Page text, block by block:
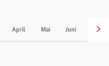
April Mai Juni Juli